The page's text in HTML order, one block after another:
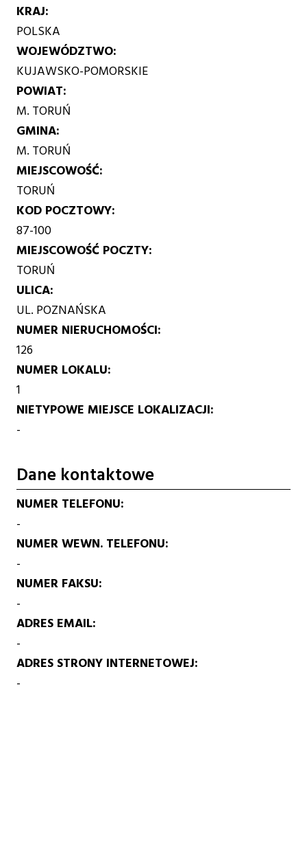
KRAJ
POLSKA
WOJEWÓDZTWO
KUJAWSKO-POMORSKIE
POWIAT
M. TORUŃ
GMINA
M. TORUŃ
MIEJSCOWOŚĆ
TORUŃ
KOD POCZTOWY
87-100
MIEJSCOWOŚĆ POCZTY
TORUŃ
ULICA
UL. POZNAŃSKA
NUMER NIERUCHOMOŚCI
126
NUMER LOKALU
1
NIETYPOWE MIEJSCE LOKALIZACJI
-
Dane kontaktowe
NUMER TELEFONU
-
NUMER WEWN. TELEFONU
-
NUMER FAKSU
-
ADRES EMAIL
-
ADRES STRONY INTERNETOWEJ
-